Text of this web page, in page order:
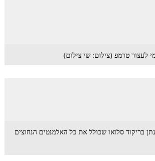
לעצור טרמפ (צילום: שי צילום)
בריקוד סלואו שכולל את כל האלמנטים הנחוצים